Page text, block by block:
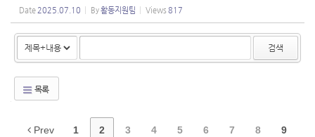
Date 2025.07.10 By활동지원팀 Views 817
검색
목록
Prev 1 2 3 4 5 6 7 8 9